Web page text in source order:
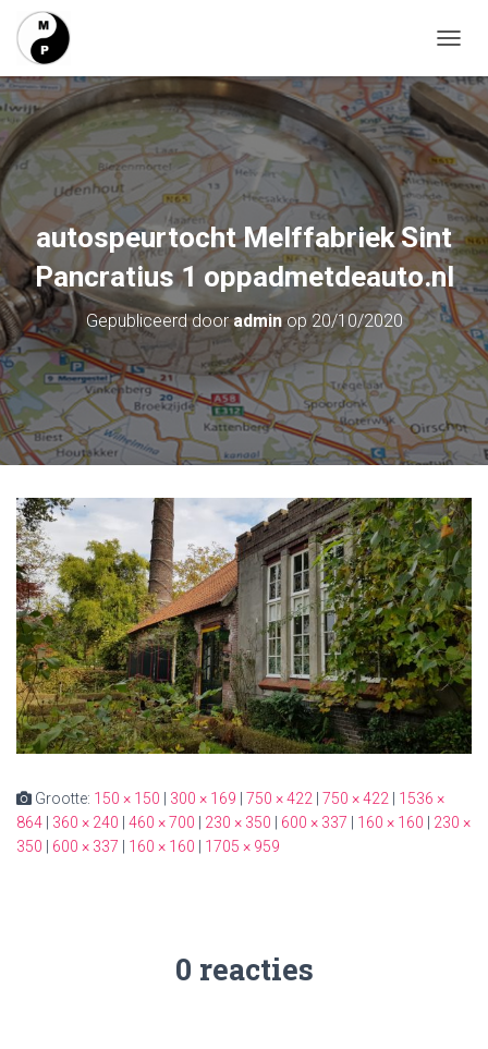
O
G
G
L
E
N
A
V
I
G
A
T
I
autospeurtocht Melffabriek Sint
Pancratius 1 oppadmetdeauto.nl
Gepubliceerd dooradminop 20/10/2020
Grootte: 150 × 150 300 × 169 750 × 422 750 × 422
1536 ×
864
360 × 240 460 × 700 230 × 350 600 × 337 160 × 160
230 ×
350
600 × 337 160 × 160 1705 × 959
0 reacties